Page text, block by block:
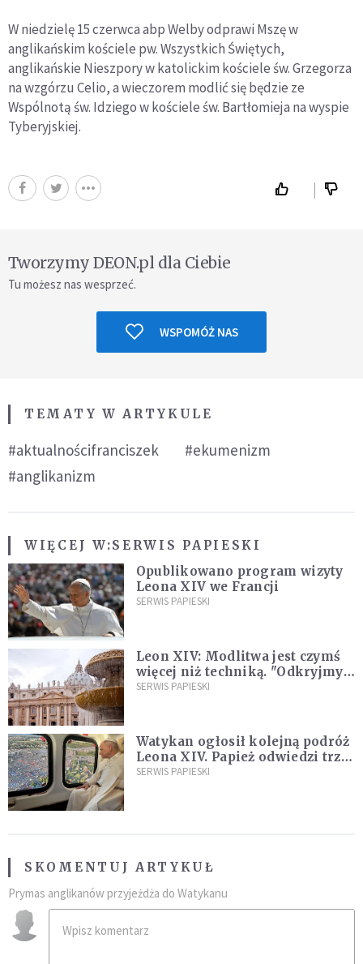
W niedzielę 15 czerwca abp Welby odprawi Mszę w
anglikańskim kościele pw. Wszystkich Świętych,
anglikańskie Nieszpory w katolickim kościele św. Grzegorza
na wzgórzu Celio, a wieczorem modlić się będzie ze
Wspólnotą św. Idziego w kościele św. Bartłomieja na wyspie
Tyberyjskiej.
Tworzymy DEON.pl dla Ciebie
Tu możesz nas wesprzeć.
WSPOMÓŻ NAS
TEMATY W ARTYKULE
#aktualnościfranciszek
#ekumenizm
#anglikanizm
WIĘCEJ W:SERWIS PAPIESKI
Opublikowano program wizyty
Leona XIV we Francji
SERWIS PAPIESKI
Leon XIV: Modlitwa jest czymś
więcej niż techniką. "Odkryjmy
ją na nowo"
SERWIS PAPIESKI
Watykan ogłosił kolejną podróż
Leona XIV. Papież odwiedzi trzy
kraje Ameryki Południowej
SERWIS PAPIESKI
SKOMENTUJ ARTYKUŁ
Prymas anglikanów przyjeżdża do Watykanu